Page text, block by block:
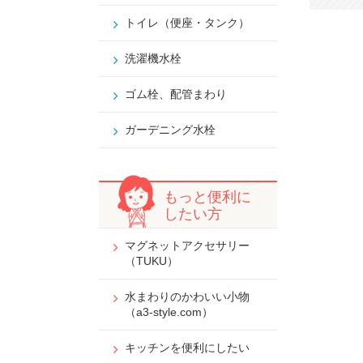
トイレ（便座・タンク）
洗濯機水栓
ゴム栓、配管まわり
ガーデニング水栓
もっと便利に
したい方
マグネットアクセサリー
（TUKU）
水まわりのかわいい小物
（a3-style.com）
キッチンを便利にしたい